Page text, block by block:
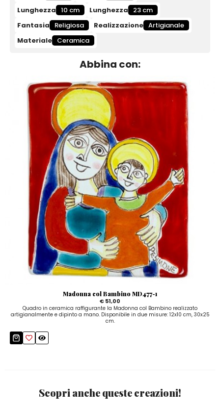
Lunghezza 10 cm Lunghezza
23 cm
Fantasia
Religiosa Realizzazione Artigianale
Materiale Ceramica
Abbina con:
Madonna col Bambino MD477-1
€ 51,00
Quadro in ceramica raffigurante la Madonna col Bambino realizzato
artigianalmente e dipinto a mano. Disponibile in due misure: 12x10 cm, 30x25
cm.
Scopri anche queste creazioni!